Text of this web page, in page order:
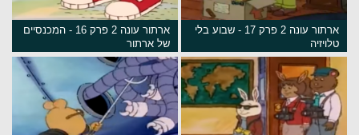
ארתור עונה 2 פרק 17 - שבוע בלי
טלויזיה
ארתור עונה 2 פרק 16 - המכנסיים
של ארתור